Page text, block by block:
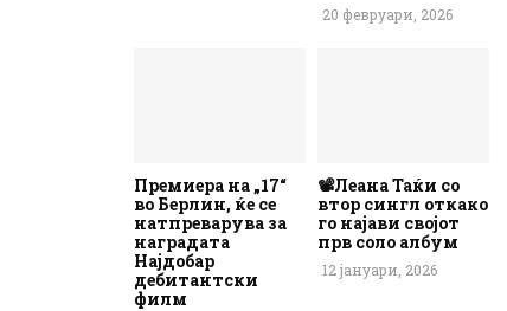
20 февруари, 2026
Премиера на „17“
во Берлин, ќе се
натпреварува за
наградата
Најдобар
дебитантски
филм
📽️Леана Таќи со
втор сингл откако
го најави својот
прв соло албум
12 јануари, 2026